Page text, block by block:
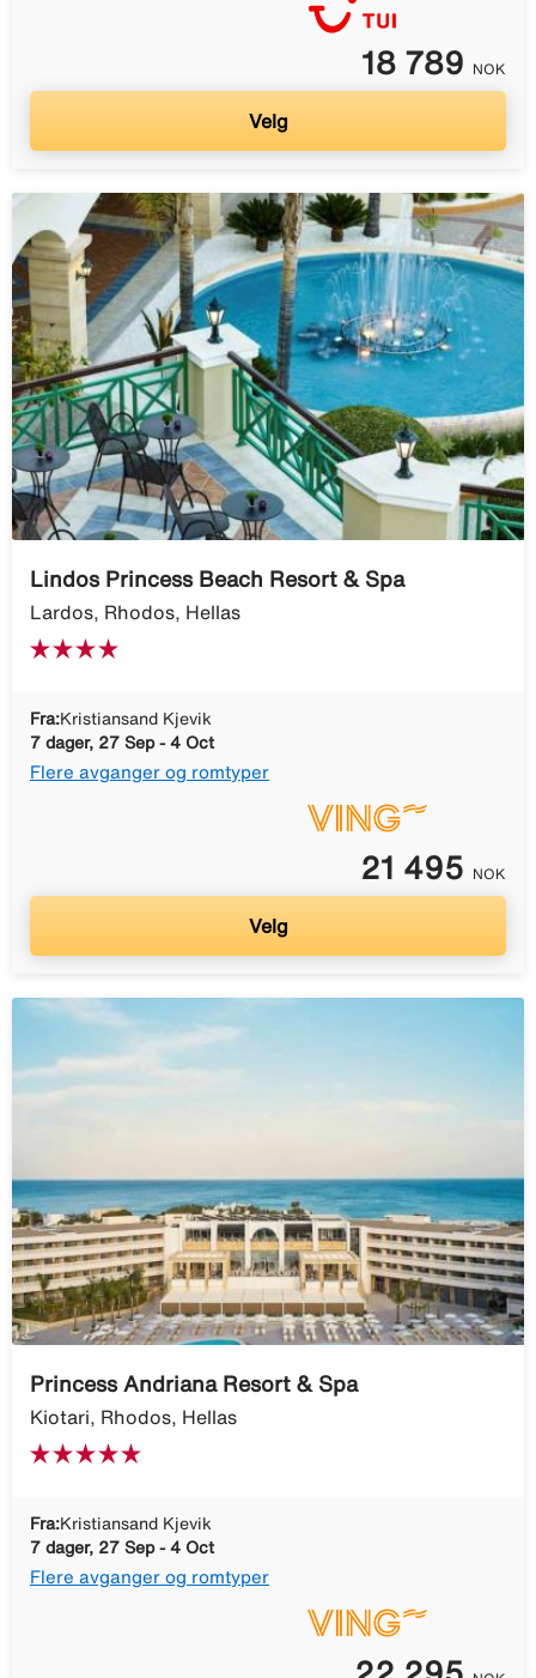
18 789 NOK
Velg
Lindos Princess Beach Resort & Spa
Lardos, Rhodos, Hellas
Fra:Kristiansand Kjevik
7 dager, 27 Sep - 4 Oct
Flere avganger og romtyper
21 495 NOK
Velg
Princess Andriana Resort & Spa
Kiotari, Rhodos, Hellas
Fra:Kristiansand Kjevik
7 dager, 27 Sep - 4 Oct
Flere avganger og romtyper